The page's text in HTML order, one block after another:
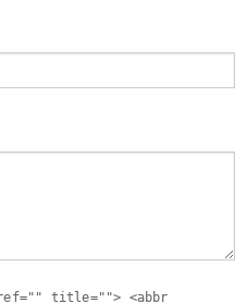
title=""> <abbr